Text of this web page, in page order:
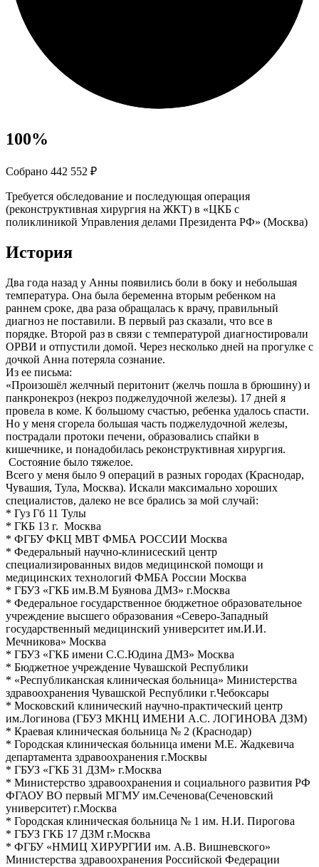
100%
Собрано 442 552 ₽
Требуется обследование и последующая операция
(реконструктивная хирургия на ЖКТ) в «ЦКБ с
поликлиникой Управления делами Президента РФ» (Москва)
История
Два года назад у Анны появились боли в боку и небольшая
температура. Она была беременна вторым ребенком на
раннем сроке, два раза обращалась к врачу, правильный
диагноз не поставили. В первый раз сказали, что все в
порядке. Второй раз в связи с температурой диагностировали
ОРВИ и отпустили домой. Через несколько дней на прогулке с
дочкой Анна потеряла сознание.
Из ее письма:
«Произошёл желчный перитонит (желчь пошла в брюшину) и
панкронекроз (некроз поджелудочной железы). 17 дней я
провела в коме. К большому счастью, ребенка удалось спасти.
Но у меня сгорела большая часть поджелудочной железы,
пострадали протоки печени, образовались спайки в
кишечнике, и понадобилась реконструктивная хирургия.
Состояние было тяжелое.
Всего у меня было 9 операций в разных городах (Краснодар,
Чувашия, Тула, Москва). Искали максимально хороших
специалистов, далеко не все брались за мой случай:
* Гуз Гб 11 Тулы
* ГКБ 13 г. Москва
* ФГБУ ФКЦ МВТ ФМБА РОССИИ Москва
* Федеральный научно-клинисеский центр
специализированных видов медицинской помощи и
медицинских технологий ФМБА России Москва
* ГБУЗ «ГКБ им.В.М Буянова ДМЗ» г.Москва
* Федеральное государственное бюджетное образовательное
учреждение высшего образования «Северо-Западный
государственный медицинский университет им.И.И.
Мечникова» Москва
* ГБУЗ «ГКБ имени С.С.Юдина ДМЗ» Москва
* Бюджетное учреждение Чувашской Республики
* «Республиканская клиническая больница» Министерства
здравоохранения Чувашской Республики г.Чебоксары
* Московский клинический научно-практический центр
им.Логинова (ГБУЗ МКНЦ ИМЕНИ А.С. ЛОГИНОВА ДЗМ)
* Краевая клиническая больница № 2 (Краснодар)
* Городская клиническая больница имени М.Е. Жадкевича
департамента здравоохранения г.Москвы
* ГБУЗ «ГКБ 31 ДЗМ» г.Москва
* Министерство здравоохранения и социального развития РФ
ФГАОУ ВО первый МГМУ им.Сеченова(Сеченовский
университет) г.Москва
* Городская клиническая больница № 1 им. Н.И. Пирогова
* ГБУЗ ГКБ 17 ДЗМ г.Москва
* ФГБУ «НМИЦ ХИРУРГИИ им. А.В. Вишневского»
Министерства здравоохранения Российской Федерации